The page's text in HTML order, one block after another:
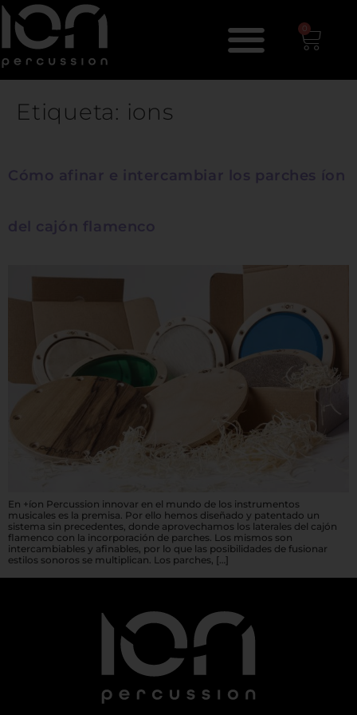
0
Etiqueta: ions
Cómo afinar e intercambiar los parches íon
del cajón flamenco
En +íon Percussion innovar en el mundo de los instrumentos
musicales es la premisa. Por ello hemos diseñado y patentado un
sistema sin precedentes, donde aprovechamos los laterales del cajón
flamenco con la incorporación de parches. Los mismos son
intercambiables y afinables, por lo que las posibilidades de fusionar
estilos sonoros se multiplican. Los parches, […]